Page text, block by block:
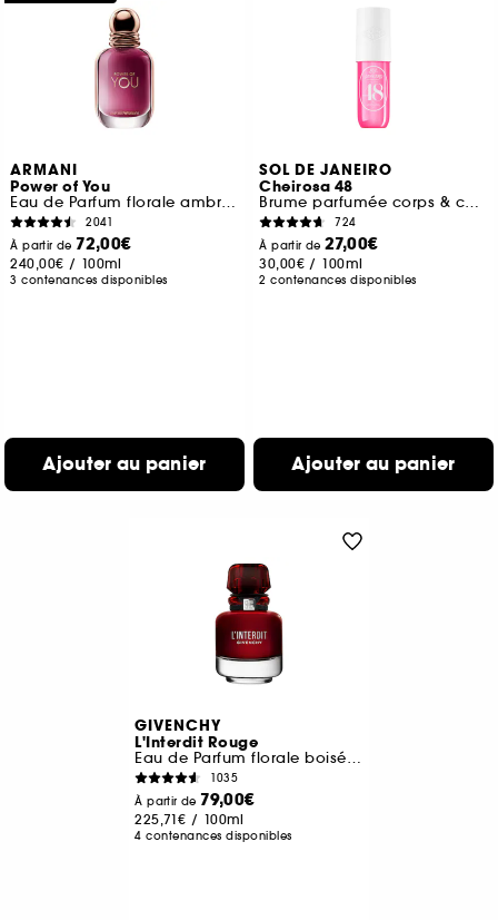
ARMANI
Power of You
Eau de Parfum florale ambrée fruitée pour femme
2041
À partir de 72,00€
240,00€ / 100ml
3 contenances disponibles
Ajouter au panier
SOL DE JANEIRO
Cheirosa 48
Brume parfumée corps & cheveux
724
À partir de27,00€
30,00€ / 100ml
2 contenances disponibles
Ajouter au panier
GIVENCHY
L'Interdit Rouge
Eau de Parfum florale boisée épicée pour femme
1035
À partir de 79,00€
225,71€ / 100ml
4 contenances disponibles